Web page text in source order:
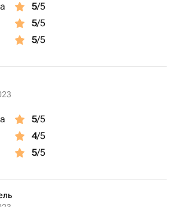
5/5
5/5
5/5
5/5
4/5
5/5